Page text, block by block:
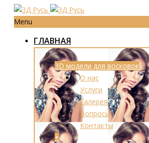
Menu
ГЛАВНАЯ
3D модели для восковок
О нас
Услуги
Галерея
Вопросы
Контакты
+